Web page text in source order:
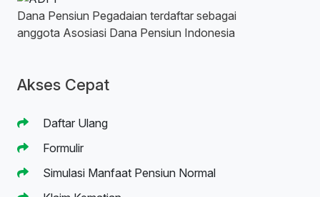
Dana Pensiun Pegadaian terdaftar sebagai
anggota Asosiasi Dana Pensiun Indonesia
Akses Cepat
Daftar Ulang
Formulir
Simulasi Manfaat Pensiun Normal